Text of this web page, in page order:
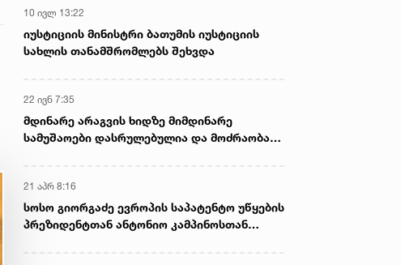
10 ივლ 13:22
იუსტიციის მინისტრი ბათუმის იუსტიციის
სახლის თანამშრომლებს შეხვდა
22 ივნ 7:35
მდინარე არაგვის ხიდზე მიმდინარე
სამუშაოები დასრულებულია და მოძრაობა
21 აპრ 8:16
სოსო გიორგაძე ევროპის საპატენტო უწყების
პრეზიდენტთან ანტონიო კამპინოსთან